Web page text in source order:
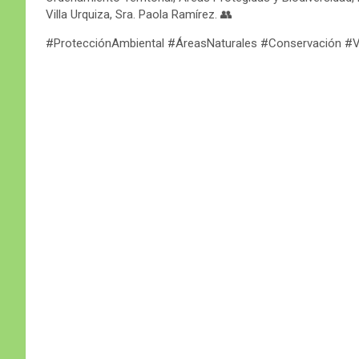
Villa Urquiza, Sra. Paola Ramírez. 👥
#ProtecciónAmbiental #ÁreasNaturales #Conservación